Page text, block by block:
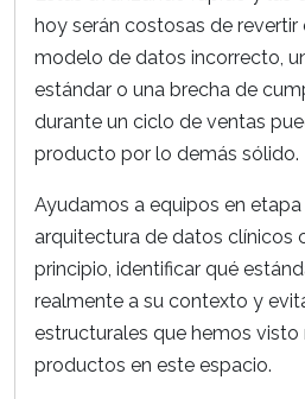
hoy serán costosas de revertir
modelo de datos incorrecto,
estándar o una brecha de
durante un ciclo de ventas
producto por lo demás sólido.
Ayudamos a equipos en
arquitectura de datos clínicos
principio, identificar qué
realmente a su contexto y
estructurales que hemos
productos en este espacio.